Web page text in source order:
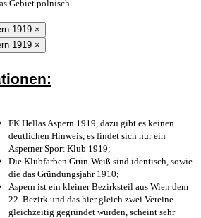
Gebiet polnisch.
×
×
FK Hellas Aspern 1919, dazu gibt es keinen
deutlichen Hinweis, es findet sich nur ein
Asperner Sport Klub 1919;
Die Klubfarben Grün-Weiß sind identisch, sowie
die das Gründungsjahr 1910;
Aspern ist ein kleiner Bezirksteil aus Wien dem
22. Bezirk und das hier gleich zwei Vereine
gleichzeitig gegründet wurden, scheint sehr